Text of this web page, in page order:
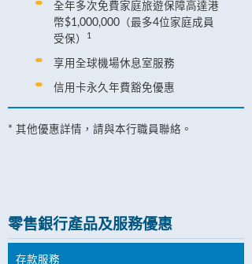
全年多次免費家庭旅遊保障高達港
幣$1,000,000（最多4位家庭成員
受保）
1
享用全球機場休息室服務
信用卡永久年費豁免優惠
* 其他優惠詳情，請與本行職員聯絡。
零售銀行產品及服務優惠
存款服務